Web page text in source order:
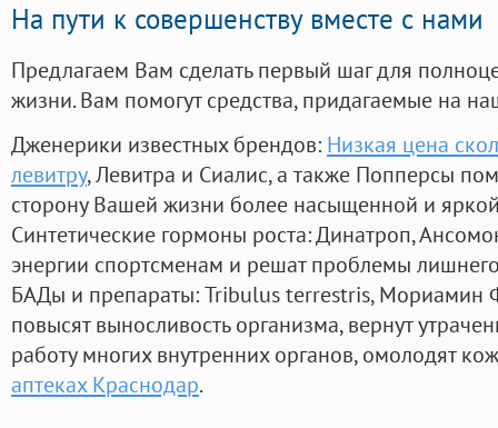
На пути к совершенству вместе с нами
Предлагаем Вам сделать первый шаг для
жизни. Вам помогут средства, придагаемые на
Дженерики известных брендов: Низкая цена
левитру, Левитра и Сиалис, а также Попперсы
сторону Вашей жизни более насыщенной и
Синтетические гормоны роста: Динатроп,
энергии спортсменам и решат проблемы
БАДы и препараты:Tribulus terrestris, Мориамин
повысят выносливость организма, вернут
работу многих внутренних органов, омолодят
аптеках Краснодар.